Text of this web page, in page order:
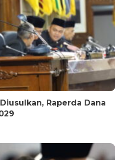
Diusulkan, Raperda Dana